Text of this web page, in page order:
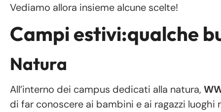
Vediamo allora insieme alcune scelte!
Campi estivi:qualche
Natura
All’interno dei campus dedicati alla natura,
di far conoscere ai bambini e ai ragazzi